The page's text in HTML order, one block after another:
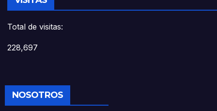
Total de visitas:
228,697
NOSOTROS